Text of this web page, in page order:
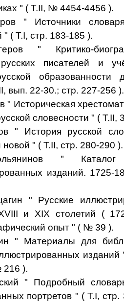
" ( Т.II, № 4454-4456 ).
" Источники
" ( Т.I, стр. 183-185 ).
" Критико-
писателей и
образованности
вып. 22-30.; стр. 227-256 ).
" Историческая
словесности " ( Т.II,
" История русской
" ( Т.II, стр. 280-290 ).
" Каталог
изданий. 1725-
" Русские
и XIX столетий (
опыт " ( № 39 ).
" Материалы для
изданий
216 ).
" Подробный
портретов " ( Т.I,